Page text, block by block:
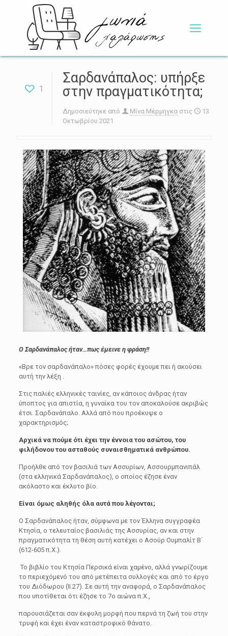
1
Σαρδανάπαλος: υπήρξε
στην πραγματικότητα;
Δημοσιεύτηκε από Μίνα Μέρμηγκα στις
13
Οκτωβρίου 2021
Ο Σαρδανάπαλος ήταν…πως έμεινε η φράση!!
«Βρε τον σαρδανάπαλο» πόσες φορές έχουμε πει ή ακούσει
αυτή την λέξη .
Στις παλιές ελληνικές ταινίες, αν κάποιος άνδρας ήταν
ύποπτος για απιστία, η γυναίκα του τον αποκαλούσε ακριβώς
έτσι. Σαρδανάπαλο. Αλλά από που προέκυψε ο
χαρακτηρισμός;
Αρχικά να πούμε ότι έχει την έννοια του ασώτου, του
φιλήδονου του ασταθούς συναισθηματικά ανθρώπου.
Προήλθε από τον βασιλιά των Ασσυρίων, Ασσουρμπανιπάλ
(στα ελληνικά Σαρδανάπαλος), ο οποίος έζησε έναν
ακόλαστο και έκλυτο βίο.
Είναι όμως αληθής όλα αυτά που λέγονται;
Ο Σαρδανάπαλος ήταν, σύμφωνα με τον Έλληνα συγγραφέα
Κτησία, ο τελευταίος βασιλιάς της Ασσυρίας, αν και στην
πραγματικότητα τη θέση αυτή κατέχει ο Ασούρ Ουμπαλίτ Β΄
(612-605 π.Χ.).
Το βιβλίο του Κτησία Περσικά είναι χαμένο, αλλά γνωρίζουμε
το περιεχόμενό του από μετέπειτα συλλογές και από το έργο
του Διόδωρου (II.27). Σε αυτή την αναφορά, ο Σαρδανάπαλος
που υποτίθεται ότι έζησε το 7ο αιώνα π.Χ.,
παρουσιάζεται σαν έκφυλη μορφή που περνά τη ζωή του στην
τρυφή και έχει έναν καταστροφικό θάνατο.